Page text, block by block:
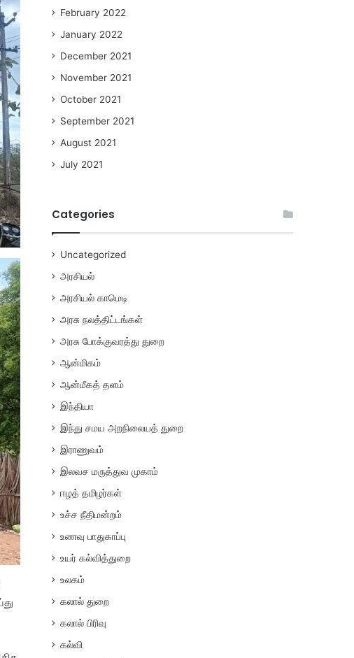
February 2022
January 2022
December 2021
November 2021
October 2021
September 2021
August 2021
July 2021
Categories
Uncategorized
அரசியல்
அரசியல் காமெடி
அரசு நலத்திட்டங்கள்
அரசு போக்குவரத்து துறை
ஆன்மிகம்
ஆன்மீகத் தளம்
இந்தியா
இந்து சமய அறநிலையத் துறை
இராணுவம்
இலவச மருத்துவ முகாம்
ஈழத் தமிழர்கள்
உச்ச நீதிமன்றம்
உணவு பாதுகாப்பு
உயர் கல்வித்துறை
உலகம்
கலால் துறை
கலால் பிரிவு
கல்வி